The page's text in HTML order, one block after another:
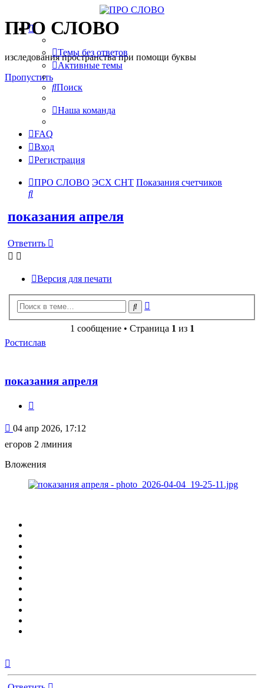
ПРО СЛОВО
изследования пространства при помощи буквы
Пропустить
Темы без ответов
Активные темы
Поиск
Наша команда
FAQ
Вход
Регистрация
ПРО СЛОВО ЭСХ СНТ Показания счетчиков
Поиск
показания апреля
Ответить
Версия для печати
Поиск
1 сообщение • Страница 1 из 1
Ростислав
показания апреля
Сообщение
04 апр 2026, 17:12
егоров 2 лминия
Вложения
началу